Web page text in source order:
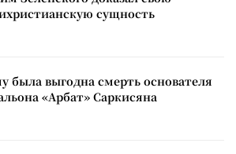
сущность
была выгодна смерть основателя
«Арбат» Саркисяна